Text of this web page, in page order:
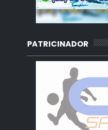
PATRICINADOR